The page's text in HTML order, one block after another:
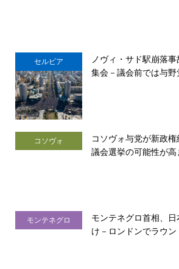
セルビア
ノヴィ・サド駅崩落
集会－議会前では与
コソヴォ
コソヴォ与党が新政
議会選挙の可能性が高
モンテネグロ
モンテネグロ首相、
け－ロンドンでラウ